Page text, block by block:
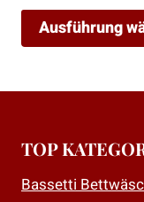
Ausführung
Varianten
auf.
TOP
Bassetti